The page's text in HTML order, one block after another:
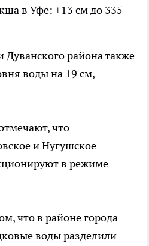
в Уфе: +13 см до 335
Дуванского района также
воды на 19 см,
что
и Нугушское
в режиме
что в районе города
воды разделили